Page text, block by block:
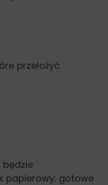
przełożyć
będzie
papierowy; gotowe